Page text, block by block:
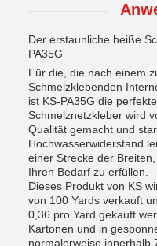
Der erstaunliche heiße
PA35G
Für die, die nach einem
Schmelzklebenden
ist KS-PA35G die
Schmelznetzkleber wird
Qualität gemacht und
Hochwasserwiderstand
einer Strecke der
Ihren Bedarf zu erfüllen.
Dieses Produkt von KS
von 100 Yards verkauft
0,36 pro Yard gekauft
Kartonen und in
normalerweise innerhalb